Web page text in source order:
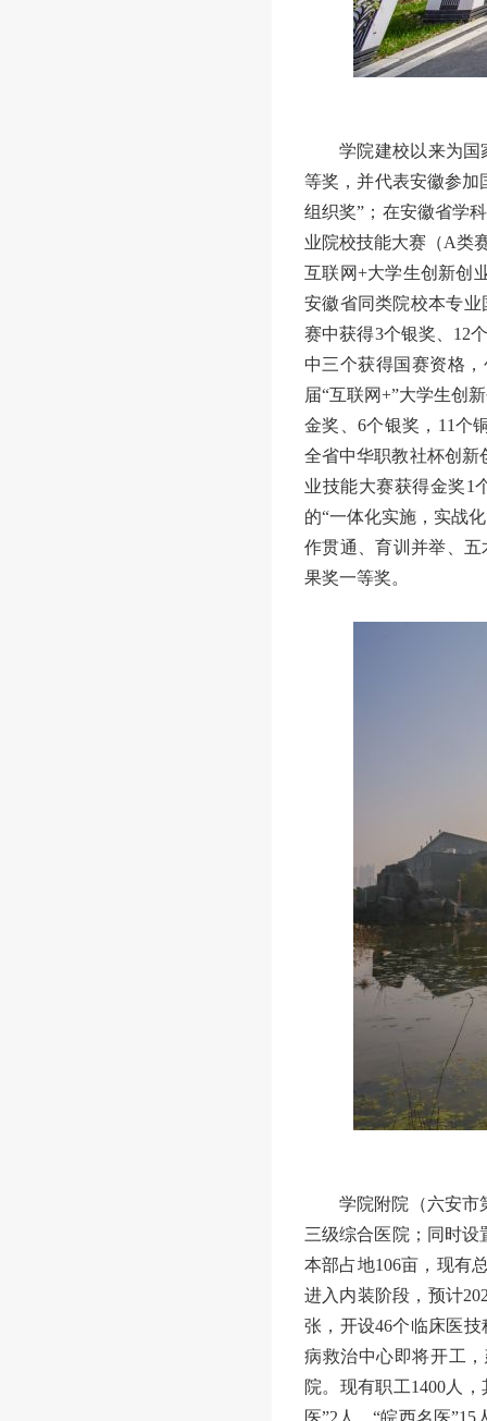
学院建校以来为
等奖，并代表安徽参加
组织奖”；在安徽省学
业院校技能大赛（A类
互联网+大学生创新创
安徽省同类院校本专
赛中获得3个银奖、12
中三个获得国赛资格
届“互联网+”大学生创
金奖、 6个银奖， 11个
全省中华职教社杯创新
业技能大赛获得金奖1
的“一体化实施，实战
作贯通、育训并举、
果奖一等奖。
学院附院（六安市
三级综合医院；同时
本部占地106亩，现有
进入内装阶段，预计
张，开设46个临床医
病救治中心即将开工
院。现有职工1400人
医”2人，“皖西名医